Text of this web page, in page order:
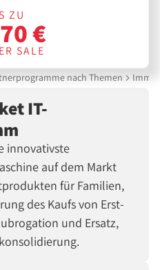
ZU
€
SALE
nach Themen
IT-
innovativste
auf dem Markt
für Familien,
des Kaufs von Erst-
und Ersatz,